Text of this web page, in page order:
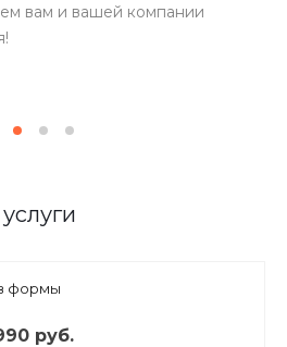
вам и вашей компании
формы
руб.